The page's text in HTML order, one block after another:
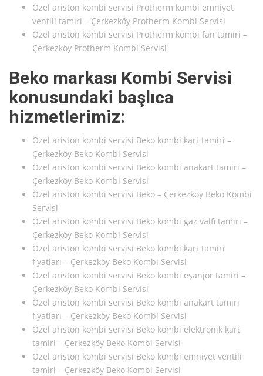
Özel ariston kombi servisi Protherm kombi emniyet
ventili tamiri – Çerkezköy Protherm Kombi Servisi
Özel ariston kombi servisi Protherm kombi fan tamiri –
Çerkezköy Protherm Kombi Servisi
Beko markası Kombi Servisi
konusundaki başlıca
hizmetlerimiz:
Özel ariston kombi servisi Beko kombi kart tamiri –
Çerkezköy Beko Kombi Servisi
Özel ariston kombi servisi Beko kombi anakart tamiri –
Çerkezköy Beko Kombi Servisi
Özel ariston kombi servisi Beko – Çerkezköy Beko Kombi
Servisi
Özel ariston kombi servisi Beko kombi gaz valfi tamiri –
Çerkezköy Beko Kombi Servisi
Özel ariston kombi servisi Beko kombi kart tamiri
fiyatları – Çerkezköy Beko Kombi Servisi
Özel ariston kombi servisi Beko kombi eşanjör tamiri –
Çerkezköy Beko Kombi Servisi
Özel ariston kombi servisi Beko kombi anakart tamiri
fiyatları – Çerkezköy Beko Kombi Servisi
Özel ariston kombi servisi Beko kombi elektronik kart
tamiri – Çerkezköy Beko Kombi Servisi
Özel ariston kombi servisi Beko kombi emniyet ventili
tamiri – Çerkezköy Beko Kombi Servisi